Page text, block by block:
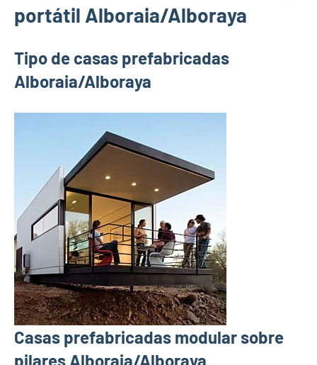
portátil Alboraia/Alboraya
Tipo de casas prefabricadas
Alboraia/Alboraya
Casas prefabricadas modular sobre
pilares Alboraia/Alboraya